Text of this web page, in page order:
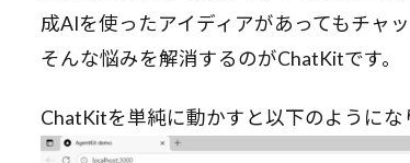
成AIを使ったアイディアがあってもチャ
そんな悩みを解消するのがChatKitです。
ChatKitを単純に動かすと以下のようにな